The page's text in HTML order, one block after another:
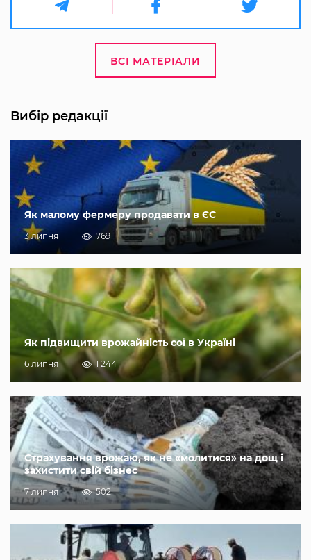
ВСІ МАТЕРІАЛИ
Вибір редакції
Як малому фермеру продавати в ЄС
3 липня 769
Як підвищити врожайність сої в Україні
6 липня 1 244
Страхування врожаю, як не «молитися» на дощ і
захистити свій бізнес
7 липня 502